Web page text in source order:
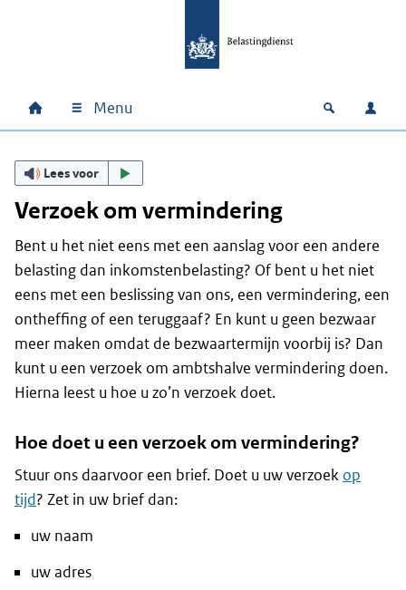
Hoofdnavigatie
Home Menu Open
Lees voor
Verzoek om vermindering
Bent u het niet eens met een aanslag voor een andere
belasting dan inkomstenbelasting? Of bent u het niet
eens met een beslissing van ons, een vermindering, een
ontheffing of een teruggaaf? En kunt u geen bezwaar
meer maken omdat de bezwaartermijn voorbij is? Dan
kunt u een verzoek om ambtshalve vermindering doen.
Hierna leest u hoe u zo’n verzoek doet.
Hoe doet u een verzoek om vermindering?
Stuur ons daarvoor een brief. Doet u uw verzoek op
tijd? Zet in uw brief dan:
uw naam
uw adres